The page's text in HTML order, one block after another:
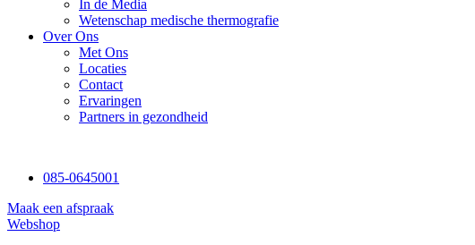
In de Media
Wetenschap medische thermografie
Over Ons
Met Ons
Locaties
Contact
Ervaringen
Partners in gezondheid
085-0645001
Maak een afspraak
Webshop